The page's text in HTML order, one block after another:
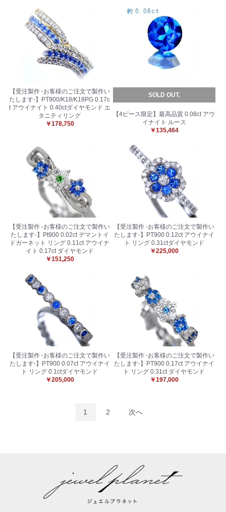
【受注製作 -お客様のご注文で製作い
たします-】PT900/K18/K18PG 0.17c
t アウイナイト 0.40ctダイヤモンド エ
タニティリング
￥178,750
SOLD OUT.
【4ピース限定】最高品質 0.08ct アウ
イナイト ルース
￥135,464
【受注製作 -お客様のご注文で製作い
たします-】Pt900 0.02ct デマントイ
ドガーネット リング 0.11ct アウイナ
イト 0.17ct ダイヤモンド
￥151,250
【受注製作 -お客様のご注文で製作い
たします-】PT900 0.12ct アウイナイ
ト リング 0.31ctダイヤモンド
￥225,000
【受注製作 -お客様のご注文で製作い
たします-】PT900 0.07ct アウイナイ
ト リング 0.1ctダイヤモンド
￥205,000
【受注製作 -お客様のご注文で製作い
たします-】PT900 0.17ct アウイナイ
ト リング 0.31ct ダイヤモンド
￥197,000
1 2 次へ